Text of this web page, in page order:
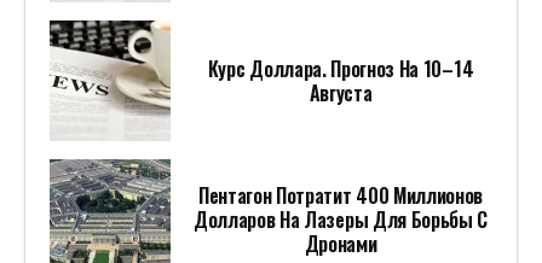
Курс Доллара. Прогноз На 10–14
Августа
Пентагон Потратит 400 Миллионов
Долларов На Лазеры Для Борьбы С
Дронами